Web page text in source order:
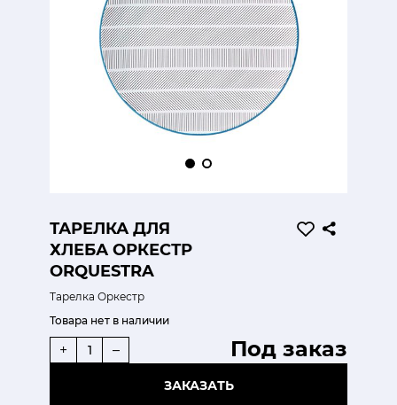
ТАРЕЛКА ДЛЯ
ХЛЕБА ОРКЕСТР
ORQUESTRA
Тарелка Оркестр
Товара нет в наличии
Под заказ
+ –
ЗАКАЗАТЬ